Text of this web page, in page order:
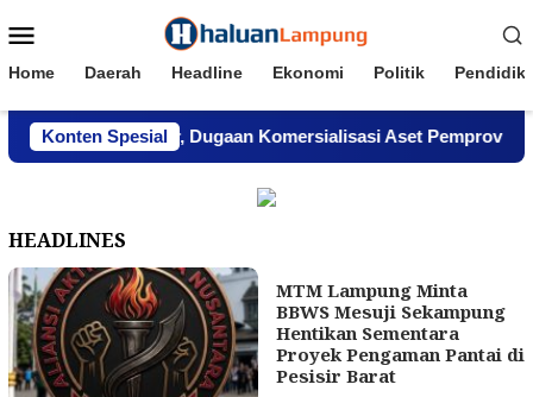
ke
Mobile
Home Daerah Headline Ekonomi Politik
Konten Spesial
Menghindar, Dugaan Komersialisasi Aset Pemprov Kian
HEADLINES
MTM Lampung Minta
BBWS Mesuji Sekampung
Hentikan Sementara
Proyek Pengaman Pantai di
Pesisir Barat